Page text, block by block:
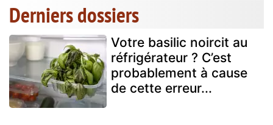
Derniers dossiers
Votre basilic noircit au
réfrigérateur ? C’est
probablement à cause
de cette erreur...